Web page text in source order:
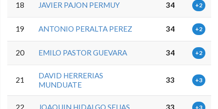
18 JAVIER PAJON PERMUY 34 +2
19 ANTONIO PERALTA PEREZ 34 +2
20 EMILO PASTOR GUEVARA 34 +2
21
DAVID HERRERIAS
MUNDUATE
33 +3
+3